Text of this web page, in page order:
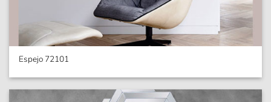
Espejo 72101